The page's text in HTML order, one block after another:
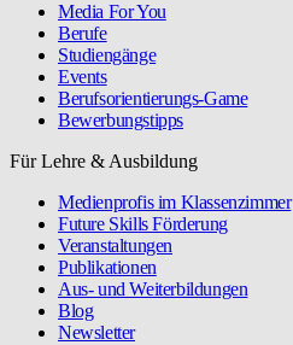
Media For You
Berufe
Studiengänge
Events
Berufsorientierungs-Game
Bewerbungstipps
Für Lehre & Ausbildung
Medienprofis im Klassenzimmer
Future Skills Förderung
Veranstaltungen
Publikationen
Aus- und Weiterbildungen
Blog
Newsletter